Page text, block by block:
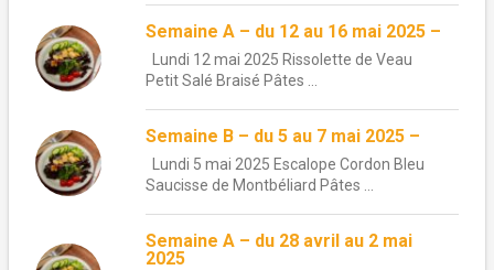
Semaine A – du 12 au 16 mai 2025 –
Lundi 12 mai 2025 Rissolette de Veau
Petit Salé Braisé Pâtes ...
Semaine B – du 5 au 7 mai 2025 –
Lundi 5 mai 2025 Escalope Cordon Bleu
Saucisse de Montbéliard Pâtes ...
Semaine A – du 28 avril au 2 mai
2025